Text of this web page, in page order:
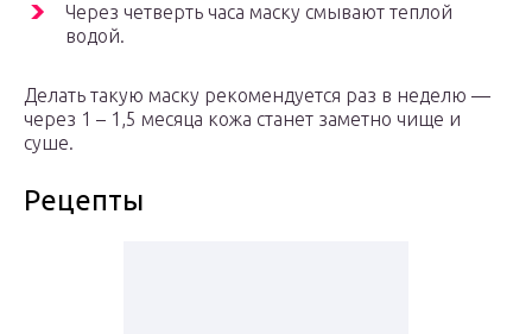
Через четверть часа маску смывают теплой
водой.
Делать такую маску рекомендуется раз в неделю —
через 1 – 1,5 месяца кожа станет заметно чище и
суше.
Рецепты